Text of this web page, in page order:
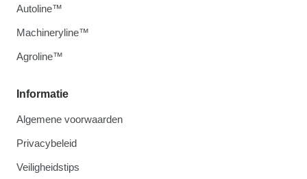
Informatie
Algemene voorwaarden
Privacybeleid
Veiligheidstips
Autoline™
Machineryline™
Agroline™